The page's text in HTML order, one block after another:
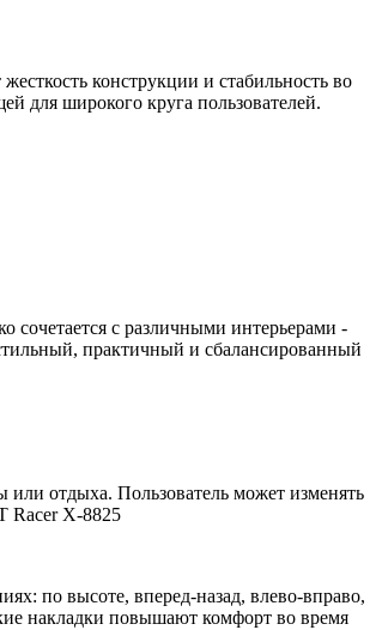
конструкции и стабильность во
для широкого круга пользователей.
сочетается с различными интерьерами -
практичный и сбалансированный
или отдыха. Пользователь может изменять
по высоте, вперед-назад, влево-вправо,
накладки повышают комфорт во время